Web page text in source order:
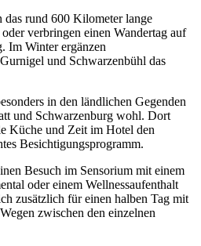
das rund 600 Kilometer lange
verbringen einen Wandertag auf
Im Winter ergänzen
und Schwarzenbühl das
in den ländlichen Gegenden
und Schwarzenburg wohl. Dort
Küche und Zeit im Hotel den
Besichtigungsprogramm.
Besuch im Sensorium mit einem
oder einem Wellnessaufenthalt
zusätzlich für einen halben Tag mit
zwischen den einzelnen